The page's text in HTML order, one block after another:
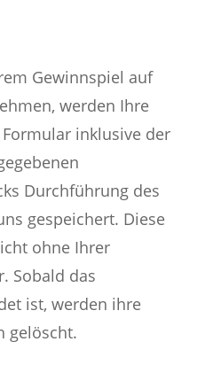
Gewinnspiel auf
werden Ihre
inklusive der
Durchführung des
gespeichert. Diese
ohne Ihrer
Sobald das
ist, werden ihre
gelöscht.